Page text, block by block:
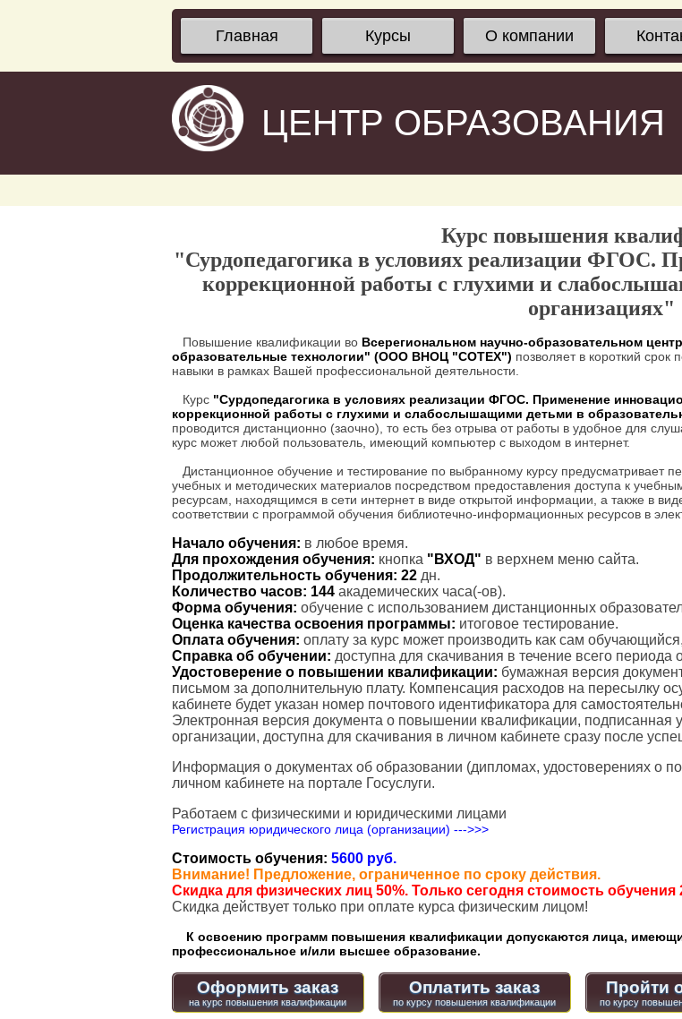
Главная Курсы О компании
ЦЕНТР ОБРАЗОВАНИЯ
Курс повышения
"Сурдопедагогика в условиях реализации ФГОС.
коррекционной работы с глухими и
организациях"
Повышение квалификации во Всерегиональном научно-образовательном
образовательные технологии" (ООО ВНОЦ "СОТЕХ") позволяет в короткий срок
навыки в рамках Вашей профессиональной деятельности.
Курс "Сурдопедагогика в условиях реализации ФГОС. Применение
коррекционной работы с глухими и слабослышащими детьми в
проводится дистанционно (заочно), то есть без отрыва от работы в удобное для
курс может любой пользователь, имеющий компьютер с выходом в интернет.
Дистанционное обучение и тестирование по выбранному курсу предусматривает
учебных и методических материалов посредством предоставления доступа к
ресурсам, находящимся в сети интернет в виде открытой информации, а также в
соответствии с программой обучения библиотечно-информационных ресурсов в
Начало обучения: в любое время.
Для прохождения обучения: кнопка "ВХОД" в верхнем меню сайта.
Продолжительность обучения: 22 дн.
Количество часов: 144 академических часа(-ов).
Форма обучения: обучение с использованием дистанционных
Оценка качества освоения программы: итоговое тестирование.
Оплата обучения: оплату за курс может производить как сам
Справка об обучении: доступна для скачивания в течение всего периода
Удостоверение о повышении квалификации: бумажная версия
письмом за дополнительную плату. Компенсация расходов на пересылку
кабинете будет указан номер почтового идентификатора для
Электронная версия документа о повышении квалификации, подписанная
организации, доступна для скачивания в личном кабинете сразу после
Информация о документах об образовании (дипломах, удостоверениях о
личном кабинете на портале Госуслуги.
Работаем с физическими и юридическими лицами
Регистрация юридического лица (организации) --->>>
Стоимость обучения: 5600 руб.
Внимание! Предложение, ограниченное по сроку действия.
Скидка для физических лиц 50%. Только сегодня стоимость обучения
Cкидка действует только при оплате курса физическим лицом!
К освоению программ повышения квалификации допускаются лица,
профессиональное и/или высшее образование.
Оформить заказ Оплатить заказ Пройти